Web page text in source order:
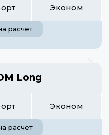
Эконом
расчет
Long
Эконом
расчет